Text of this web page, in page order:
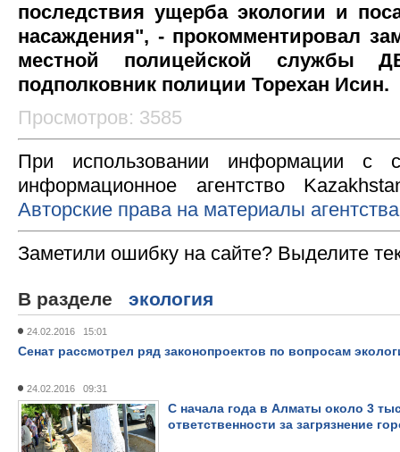
последствия ущерба экологии и
насаждения", - прокомментировал
местной полицейской службы
подполковник полиции Торехан Исин.
Просмотров: 3585
При использовании информации с
информационное агентство
Авторские права на материалы
Заметили ошибку на сайте? Выделите
В разделе экология
24.02.2016 15:01
Сенат рассмотрел ряд законопроектов по вопросам
24.02.2016 09:31
С начала года в Алматы около 3
ответственности за загрязнение